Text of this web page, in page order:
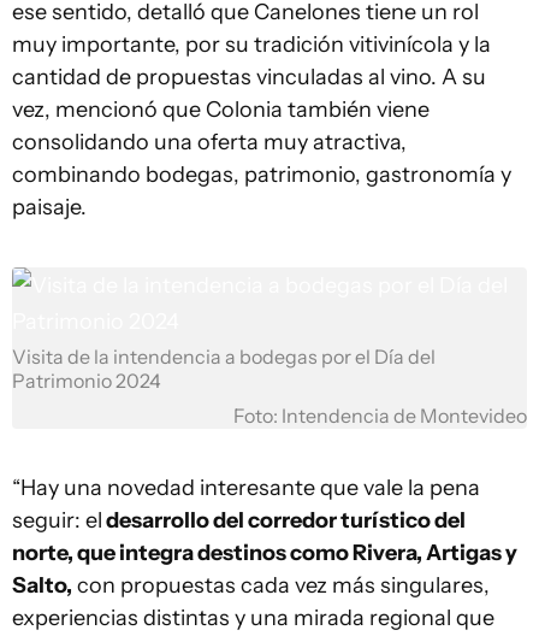
ese sentido, detalló que Canelones tiene un rol
muy importante, por su tradición vitivinícola y la
cantidad de propuestas vinculadas al vino. A su
vez, mencionó que Colonia también viene
consolidando una oferta muy atractiva,
combinando bodegas, patrimonio, gastronomía y
paisaje.
Visita de la intendencia a bodegas por el Día del
Patrimonio 2024
Foto: Intendencia de Montevideo
“Hay una novedad interesante que vale la pena
seguir: eldesarrollo del corredor turístico del
norte, que integra destinos como Rivera, Artigas y
Salto, con propuestas cada vez más singulares,
experiencias distintas y una mirada regional que